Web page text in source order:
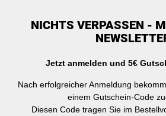
NICHTS VERPASSEN -
Jetzt anmelden und 5€
Nach erfolgreicher Anmeldung
einem Gutschein-Code
Diesen Code tragen Sie im